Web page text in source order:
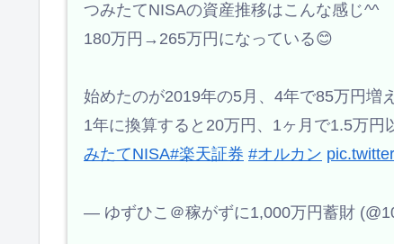
つみたてNISAの資産推移はこんな感じ^^
180万円→265万円になっている😊
始めたのが2019年の5月、4年で85万円増
1年に換算すると20万円、1ヶ月で1.5万
みたてNISA#楽天証券 #オルカン
— ゆずひこ＠稼がずに1,000万円蓄財